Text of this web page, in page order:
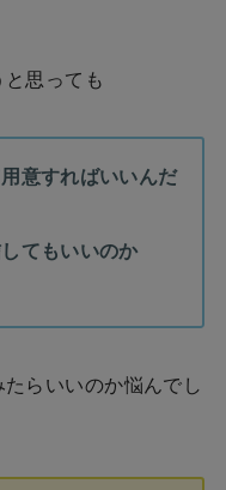
思っても
意すればいいんだ
てもいいのか
らいいのか悩んでし